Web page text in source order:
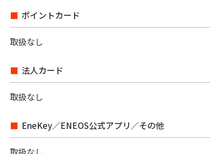
ポイントカード
取扱なし
法人カード
取扱なし
EneKey／ENEOS公式アプリ／その他